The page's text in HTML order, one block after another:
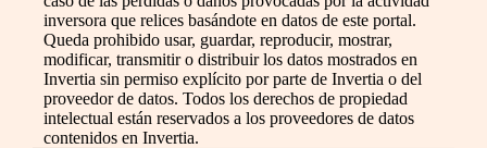
inversora que relices basándote en datos de este portal.
Queda prohibido usar, guardar, reproducir, mostrar,
modificar, transmitir o distribuir los datos mostrados en
Invertia sin permiso explícito por parte de Invertia o del
proveedor de datos. Todos los derechos de propiedad
intelectual están reservados a los proveedores de datos
contenidos en Invertia.